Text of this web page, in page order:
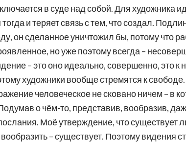
в суде над собой. Для художника
и теряет связь с тем, что создал.
он сделанное уничтожил бы, потому что
но уже поэтому всегда –
– это оно идеально, совершенно, это к
художники вообще стремятся к
человеческое не сковано ничем – в
о чём-то, представив, вообразив,
Моё утверждение, что существует
– существует. Поэтому видения